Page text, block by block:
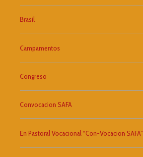
Brasil
Campamentos
Congreso
Convocacion SAFA
En Pastoral Vocacional “Con-Vocacion SAFA”